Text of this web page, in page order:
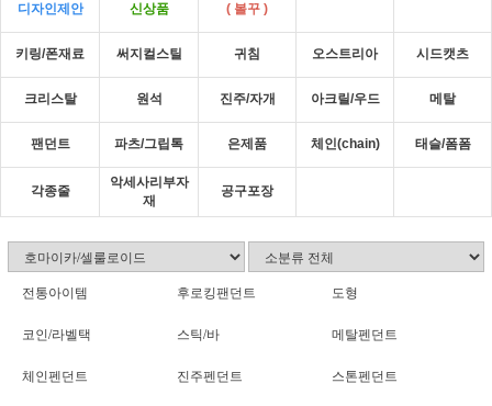
디자인제안 신상품 ( 볼꾸 )
키링/폰재료 써지컬스틸 귀침 오스트리아 시드캣츠
크리스탈 원석 진주/자개 아크릴/우드 메탈
팬던트 파츠/그립톡 은제품 체인(chain) 태슬/폼폼
각종줄
악세사리부자
재
공구포장
전통아이템 후로킹팬던트 도형
코인/라벨택 스틱/바 메탈펜던트
체인펜던트 진주펜던트 스톤펜던트